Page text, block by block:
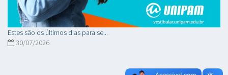
Estes são os últimos dias para se...
30/07/2026